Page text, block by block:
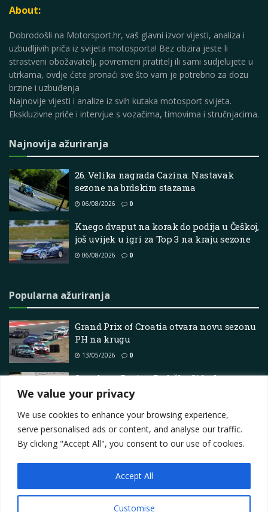
We value your privacy
We use cookies to enhance your browsing experience,
serve personalised ads or content, and analyse our traffic.
By clicking "Accept All", you consent to our use of cookies.
Customise
Accept All
About:
Dobrodošli na Motorsport.hr, vaš glavni izvor vijesti, analiza i
uzbudljivih priča iz svijeta motosporta! Bez obzira jeste li
strastveni obožavatelj, povremeni pratitelj ili sami sudjelujete u
utrkama, ovdje ćete pronaći sve što vam je potrebno za dozu
brzine i uzbuđenja
Najnovije vijesti i analize iz svih kutaka motosport svijeta.
Ekskluzivne priče i intervjue s vozačima, timovima i stručnjacima.
Najnovija ažuriranja
26. Velika nagrada Cazina: Nastavak
sezone na brdskim stazama
06/08/2026 0
Knego dvaput na korak do podija u Češkoj,
još uvijek u igri za Top 3 na kraju sezone
06/08/2026 0
Popularna ažuriranja
Grand Prix of Croatia otvara novu sezonu
PH na krugu
13/05/2026 0
Speedway Racing Podrška Sideshow na
Bend 500 Superautomobili
Contact
Privacy Policy
Terms Marketing i oglašavanje